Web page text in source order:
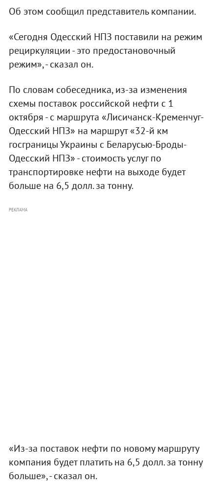
Об этом сообщил представитель компании.
«Сегодня Одесский НПЗ поставили на режим
рециркуляции - это предостановочный
режим», - сказал он.
По словам собеседника, из-за изменения
схемы поставок российской нефти с 1
октября - с маршрута «Лисичанск-Кременчуг-
Одесский НПЗ» на маршрут «32-й км
госграницы Украины с Беларусью-Броды-
Одесский НПЗ» - стоимость услуг по
транспортировке нефти на выходе будет
больше на 6,5 долл. за тонну.
РЕКЛАМА
«Из-за поставок нефти по новому маршруту
компания будет платить на 6,5 долл. за тонну
больше», - сказал он.